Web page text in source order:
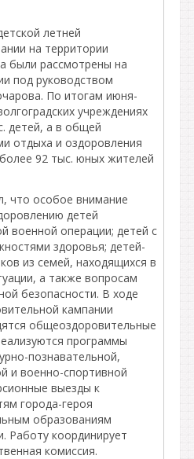
летней
на территории
были рассмотрены на
под руководством
По итогам июня-
учреждениях
детей, а в общей
отдыха и оздоровления
92 тыс. юных жителей
что особое внимание
детей
военной операции; детей с
здоровья; детей-
из семей, находящихся в
а также вопросам
безопасности. В ходе
кампании
общеоздоровительные
программы
познавательной,
и военно-спортивной
выезды к
города-героя
образованиям
Работу координирует
комиссия.